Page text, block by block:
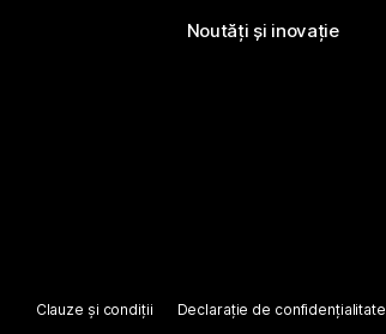
Noutăți și inovație
Clauze și condiții Declarație de confidențialitate